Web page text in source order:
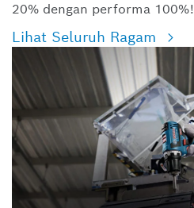
20% dengan performa 100%!
Lihat Seluruh Ragam